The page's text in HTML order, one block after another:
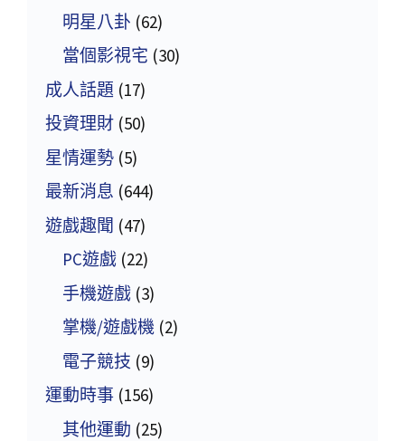
明星八卦 (62)
當個影視宅 (30)
成人話題 (17)
投資理財 (50)
星情運勢 (5)
最新消息 (644)
遊戲趣聞 (47)
PC遊戲 (22)
手機遊戲 (3)
掌機/遊戲機 (2)
電子競技 (9)
運動時事 (156)
其他運動 (25)